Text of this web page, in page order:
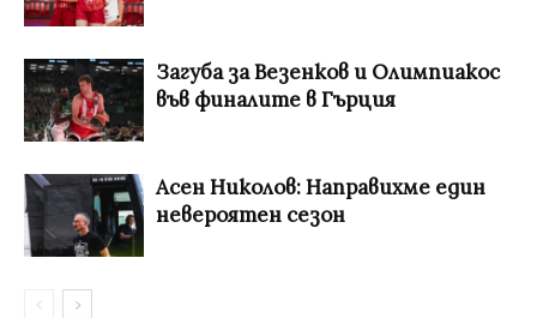
Загуба за Везенков и Олимпиакос
във финалите в Гърция
Асен Николов: Направихме един
невероятен сезон